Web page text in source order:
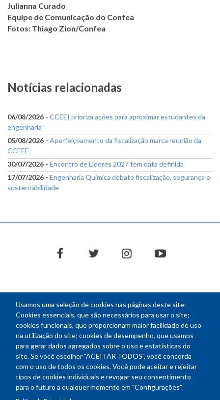
Usamos uma seleção de cookies nas páginas deste site:
Cookies essenciais, que são necessários para usar o site;
cookies funcionais, que proporcionam maior facilidade de uso
na utilização do site; cookies de desempenho, que usamos
para gerar dados agregados sobre o uso e estatísticas do
site. Se você escolher "ACEITAR TODOS", você concorda
com o uso de todos os cookies. Você pode aceitar e rejeitar
tipos de cookies individuais e revogar seu consentimento
para o futuro a qualquer momento em "Configurações".
Julianna Curado
Equipe de Comunicação do Confea
Fotos: Thiago Zion/Confea
Notícias relacionadas
06/08/2026 - CCEEI prioriza ações para aproximar estudantes da
engenharia
05/08/2026 - Aperfeiçoamento da fiscalização marca reunião da
CCEEE
30/07/2026 - Encontro de Líderes 2027 tem data definida
17/07/2026 - Engenharia Química debate fiscalização, segurança e
sustentabilidade
facebooktwitter instagramyoutube
NEWSLETTER
Endereço: SEPN 508, Bloco A